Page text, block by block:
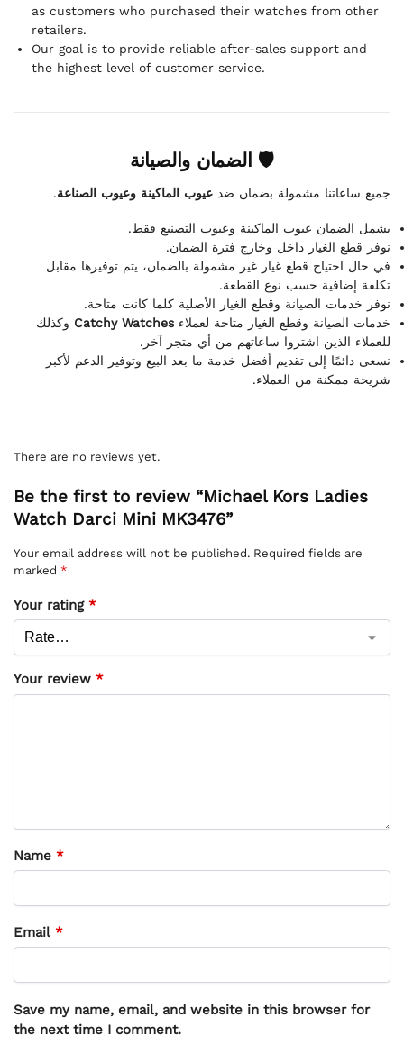
as customers who purchased their watches from other
retailers.
Our goal is to provide reliable after-sales support and
the highest level of customer service.
🛡 الضمان والصيانة
جميع ساعاتنا مشمولة بضمان ضد عيوب الماكينة وعيوب الصناعة.
يشمل الضمان عيوب الماكينة وعيوب التصنيع فقط.
نوفر قطع الغيار داخل وخارج فترة الضمان.
في حال احتياج قطع غيار غير مشمولة بالضمان، يتم توفيرها مقابل
تكلفة إضافية حسب نوع القطعة.
نوفر خدمات الصيانة وقطع الغيار الأصلية كلما كانت متاحة.
خدمات الصيانة وقطع الغيار متاحة لعملاءCatchy Watches وكذلك
للعملاء الذين اشتروا ساعاتهم من أي متجر آخر.
نسعى دائمًا إلى تقديم أفضل خدمة ما بعد البيع وتوفير الدعم لأكبر
شريحة ممكنة من العملاء.
There are no reviews yet.
Be the first to review “Michael Kors Ladies
Watch Darci Mini MK3476”
Your email address will not be published. Required fields are
marked *
Your rating *
Your review *
Name *
Email *
Save my name, email, and website in this browser for
the next time I comment.